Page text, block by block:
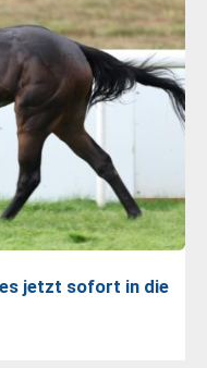
es jetzt sofort in die